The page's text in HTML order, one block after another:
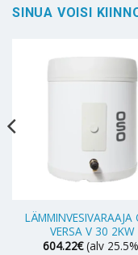
SINUA VOISI
LÄMMINVESIVARAAJA
VERSA V 30 2KW
604.22€ (alv